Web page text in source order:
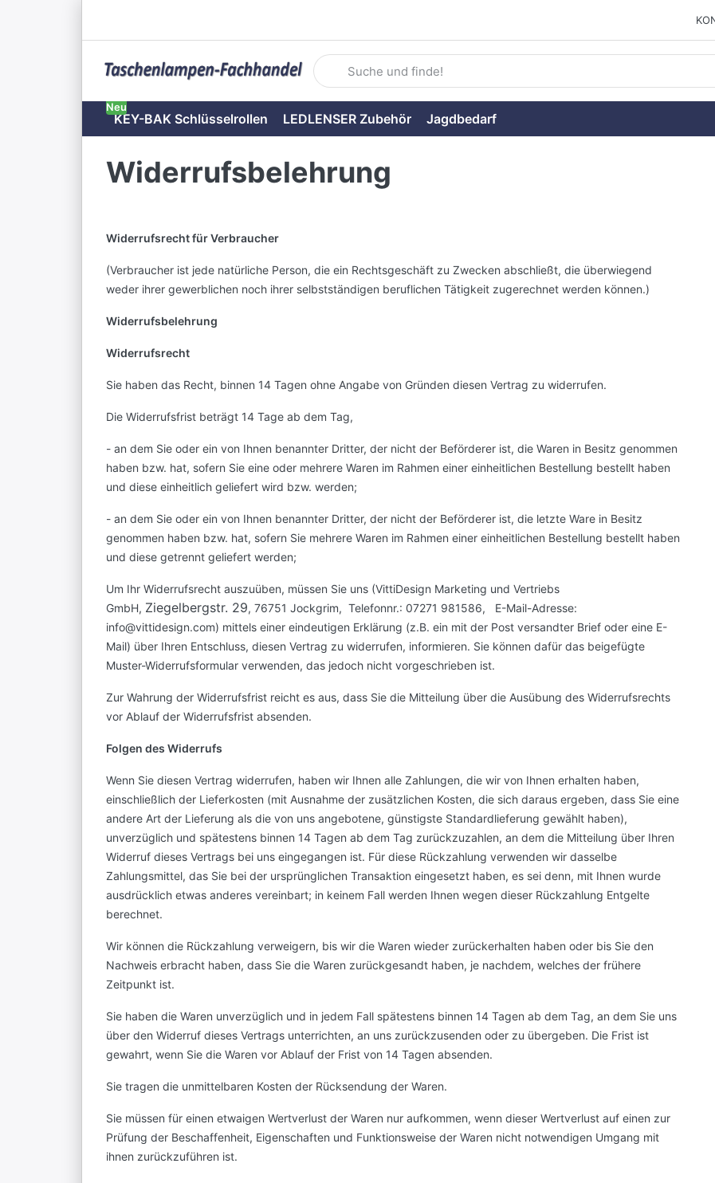
Geben Sie einen Suchbegriff ein. Während Sie tippen, erscheinen
KEY-BAK Schlüsselrollen
Neu
LEDLENSER Zubehör Jagdbedarf
Widerrufsbelehrung
Widerrufsrecht für Verbraucher
(Verbraucher ist jede natürliche Person, die ein Rechtsgeschäft zu Zwecken abschließt, die überwiegend
weder ihrer gewerblichen noch ihrer selbstständigen beruflichen Tätigkeit zugerechnet werden können.)
Widerrufsbelehrung
Widerrufsrecht
Sie haben das Recht, binnen 14 Tagen ohne Angabe von Gründen diesen Vertrag zu widerrufen.
Die Widerrufsfrist beträgt 14 Tage ab dem Tag,
- an dem Sie oder ein von Ihnen benannter Dritter, der nicht der Beförderer ist, die Waren in Besitz genommen
haben bzw. hat, sofern Sie eine oder mehrere Waren im Rahmen einer einheitlichen Bestellung bestellt haben
und diese einheitlich geliefert wird bzw. werden;
- an dem Sie oder ein von Ihnen benannter Dritter, der nicht der Beförderer ist, die letzte Ware in Besitz
genommen haben bzw. hat, sofern Sie mehrere Waren im Rahmen einer einheitlichen Bestellung bestellt haben
und diese getrennt geliefert werden;
Um Ihr Widerrufsrecht auszuüben, müssen Sie uns (VittiDesign Marketing und Vertriebs
GmbH, Ziegelbergstr. 29, 76751 Jockgrim, Telefonnr.: 07271 981586, E-Mail-Adresse:
info@vittidesign.com) mittels einer eindeutigen Erklärung (z.B. ein mit der Post versandter Brief oder eine E-
Mail) über Ihren Entschluss, diesen Vertrag zu widerrufen, informieren. Sie können dafür das beigefügte
Muster-Widerrufsformular verwenden, das jedoch nicht vorgeschrieben ist.
Zur Wahrung der Widerrufsfrist reicht es aus, dass Sie die Mitteilung über die Ausübung des Widerrufsrechts
vor Ablauf der Widerrufsfrist absenden.
Folgen des Widerrufs
Wenn Sie diesen Vertrag widerrufen, haben wir Ihnen alle Zahlungen, die wir von Ihnen erhalten haben,
einschließlich der Lieferkosten (mit Ausnahme der zusätzlichen Kosten, die sich daraus ergeben, dass Sie eine
andere Art der Lieferung als die von uns angebotene, günstigste Standardlieferung gewählt haben),
unverzüglich und spätestens binnen 14 Tagen ab dem Tag zurückzuzahlen, an dem die Mitteilung über Ihren
Widerruf dieses Vertrags bei uns eingegangen ist. Für diese Rückzahlung verwenden wir dasselbe
Zahlungsmittel, das Sie bei der ursprünglichen Transaktion eingesetzt haben, es sei denn, mit Ihnen wurde
ausdrücklich etwas anderes vereinbart; in keinem Fall werden Ihnen wegen dieser Rückzahlung Entgelte
berechnet.
Wir können die Rückzahlung verweigern, bis wir die Waren wieder zurückerhalten haben oder bis Sie den
Nachweis erbracht haben, dass Sie die Waren zurückgesandt haben, je nachdem, welches der frühere
Zeitpunkt ist.
Sie haben die Waren unverzüglich und in jedem Fall spätestens binnen 14 Tagen ab dem Tag, an dem Sie uns
über den Widerruf dieses Vertrags unterrichten, an uns zurückzusenden oder zu übergeben. Die Frist ist
gewahrt, wenn Sie die Waren vor Ablauf der Frist von 14 Tagen absenden.
Sie tragen die unmittelbaren Kosten der Rücksendung der Waren.
Sie müssen für einen etwaigen Wertverlust der Waren nur aufkommen, wenn dieser Wertverlust auf einen zur
Prüfung der Beschaffenheit, Eigenschaften und Funktionsweise der Waren nicht notwendigen Umgang mit
ihnen zurückzuführen ist.